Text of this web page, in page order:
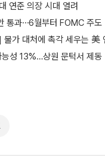
연준 의장 시대 열려
통과⋯6월부터 FOMC 주도
물가 대처에 촉각 세우는 美
성 13%…상원 문턱서 제동